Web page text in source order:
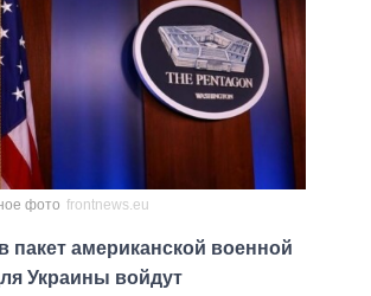
фото frontnews.eu
пакет американской военной
Украины войдут